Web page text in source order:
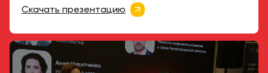
Скачать презентацию